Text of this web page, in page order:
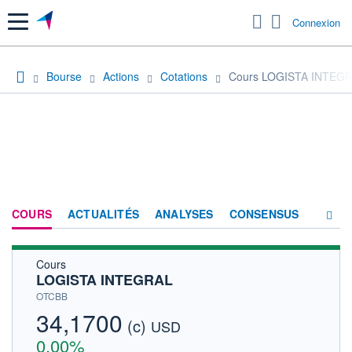
Menu Connexion
Bourse Actions Cotations Cours LOGISTA
COURS ACTUALITÉS ANALYSES CONSENSUS
ACTIONNAIRES
Cours
LOGISTA INTEGRAL
OTCBB
34,1700 (c) USD
0,00%